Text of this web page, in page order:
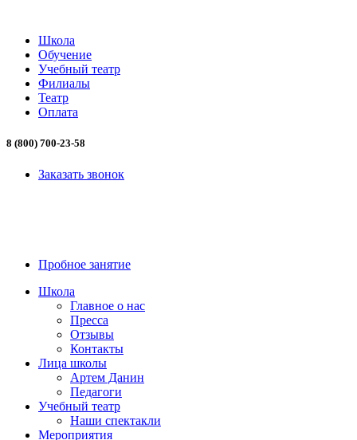
Школа
Обучение
Учебный театр
Филиалы
Театр
Оплата
8 (800) 700-23-58
Заказать звонок
Пробное занятие
Школа
Главное о нас
Пресса
Отзывы
Контакты
Лица школы
Артем Данин
Педагоги
Учебный театр
Наши спектакли
Мероприятия